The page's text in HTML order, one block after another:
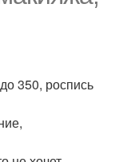
350, роспись